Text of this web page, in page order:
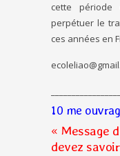
cette période
perpétuer le
ces années en
10 me
« Message
devez